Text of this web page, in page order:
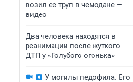
возил ее труп в чемодане —
видео
Два человека находятся в
реанимации после жуткого
ДТП у «Голубого огонька»
У могилы педофила. Его